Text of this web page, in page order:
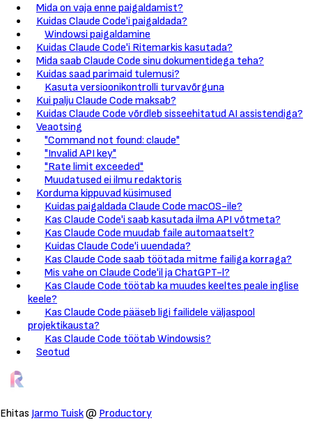
Mida on vaja enne paigaldamist?
Kuidas Claude Code'i paigaldada?
Windowsi paigaldamine
Kuidas Claude Code'i Ritemarkis kasutada?
Mida saab Claude Code sinu dokumentidega teha?
Kuidas saad parimaid tulemusi?
Kasuta versioonikontrolli turvavõrguna
Kui palju Claude Code maksab?
Kuidas Claude Code võrdleb sisseehitatud AI assistendiga?
Veaotsing
"Command not found: claude"
"Invalid API key"
"Rate limit exceeded"
Muudatused ei ilmu redaktoris
Korduma kippuvad küsimused
Kuidas paigaldada Claude Code macOS-ile?
Kas Claude Code'i saab kasutada ilma API võtmeta?
Kas Claude Code muudab faile automaatselt?
Kuidas Claude Code'i uuendada?
Kas Claude Code saab töötada mitme failiga korraga?
Mis vahe on Claude Code'il ja ChatGPT-l?
Kas Claude Code töötab ka muudes keeltes peale inglise
keele?
Kas Claude Code pääseb ligi failidele väljaspool
projektikausta?
Kas Claude Code töötab Windowsis?
Seotud
Ehitas Jarmo Tuisk@ Productory